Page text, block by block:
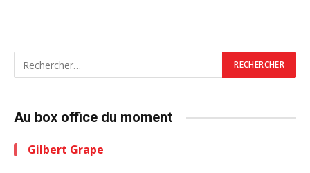
Au box office du moment
Gilbert Grape